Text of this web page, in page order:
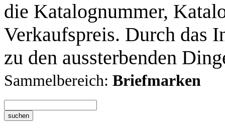
die Katalognummer,
Verkaufspreis. Durch das
zu den aussterbenden
Sammelbereich: Briefmarken